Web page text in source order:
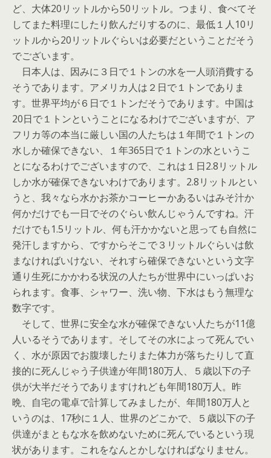
ど、大体20リットルから50リットル。つまり、食べてそ
してまた料理にしたり飲んだりするのに、最低１人10リ
ットルから20リットルぐらいは必要だということだそう
でございます。
日本人は、因みに３日で１トンの水を一人頭消費する
そうであります。アメリカ人は２日で１トンでありま
す。世界平均が６日で１トンだそうであります。中国は
20日で１トンということになるわけでございますが、ア
フリカ等の本当に厳しい国の人たちは１年間で１トンの
水しか確保できない、１年365日で１トンの水というこ
とになるわけでございますので、これは１日2.8リットル
しか水が確保できないわけであります。2.8リットルとい
うと、我々なら水かお茶かコーヒーかあるいはみそ汁か
何かだけでも一日でそのぐらい飲んじゃうんですね。汗
だけでも1.5リットル、何も汗かかないと思っても自然に
発汗しますから、ですからそこで３リットルぐらいは飲
まなければいけない、それすら確保できないという文字
通り生死にかかわる状況の人たちが世界中にいっぱいお
られます。食事、シャワー、洗い物、下水はもう無理な
数字です。
そして、世界に安全な水が確保できない人たちが11億
人いるそうであります。そしてその水によって死んでい
く、水が原因でお腹壊したりまた体力が落ちたりして直
接的に死んじゃう子供達が年間180万人、５歳以下の子
供が大半だそうでありますけれども年間180万人。昨
晩、自宅の電卓で計算してみましたが、年間180万人と
いうのは、17秒に１人、世界のどこかで、５歳以下の子
供達がまともな水を飲めないために死んでいるという現
状があります。これをなんとかしなければなりません。